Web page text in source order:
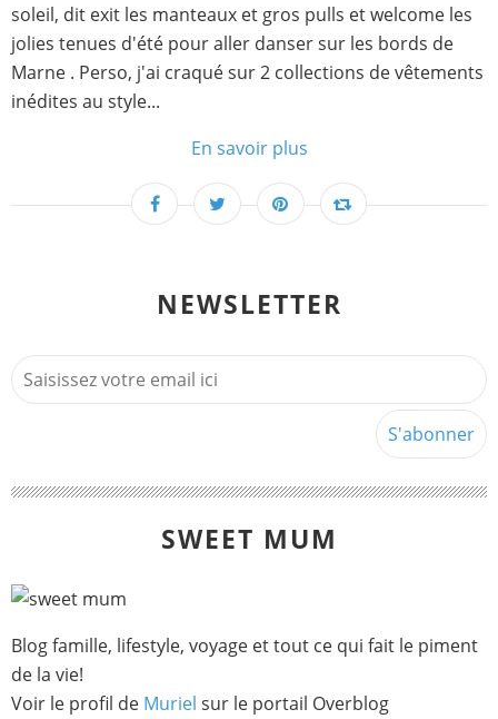
soleil, dit exit les manteaux et gros pulls et welcome les
jolies tenues d'été pour aller danser sur les bords de
Marne . Perso, j'ai craqué sur 2 collections de vêtements
inédites au style...
En savoir plus
NEWSLETTER
SWEET MUM
Blog famille, lifestyle, voyage et tout ce qui fait le piment
de la vie!
Voir le profil de Muriel sur le portail Overblog